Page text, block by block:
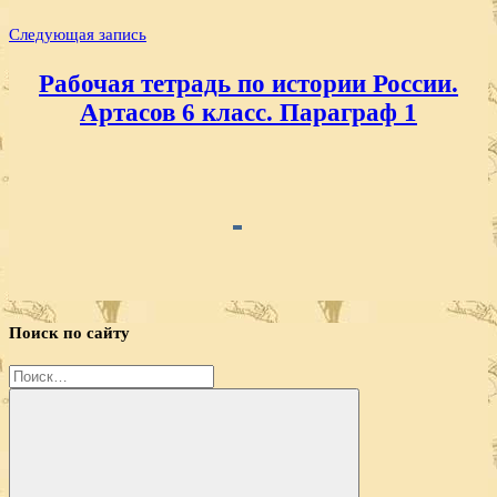
Следующая запись
Рабочая тетрадь по истории России.
Артасов 6 класс. Параграф 1
Поиск по сайту
Найти: